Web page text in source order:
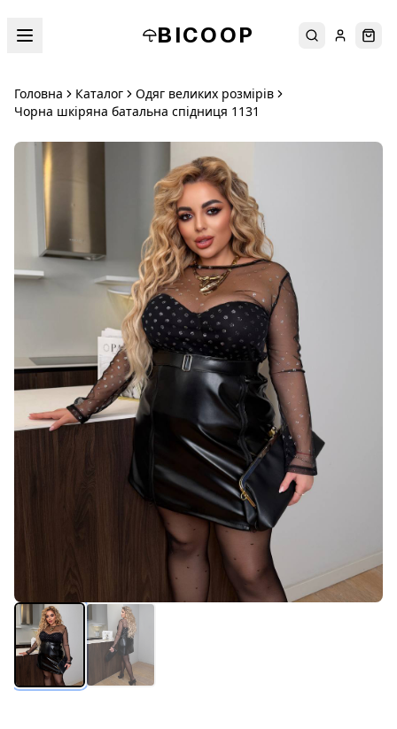
BICOOP ПошукУвійти
Головна Каталог
Одяг великих розмірів
Чорна шкіряна батальна спідниця 1131